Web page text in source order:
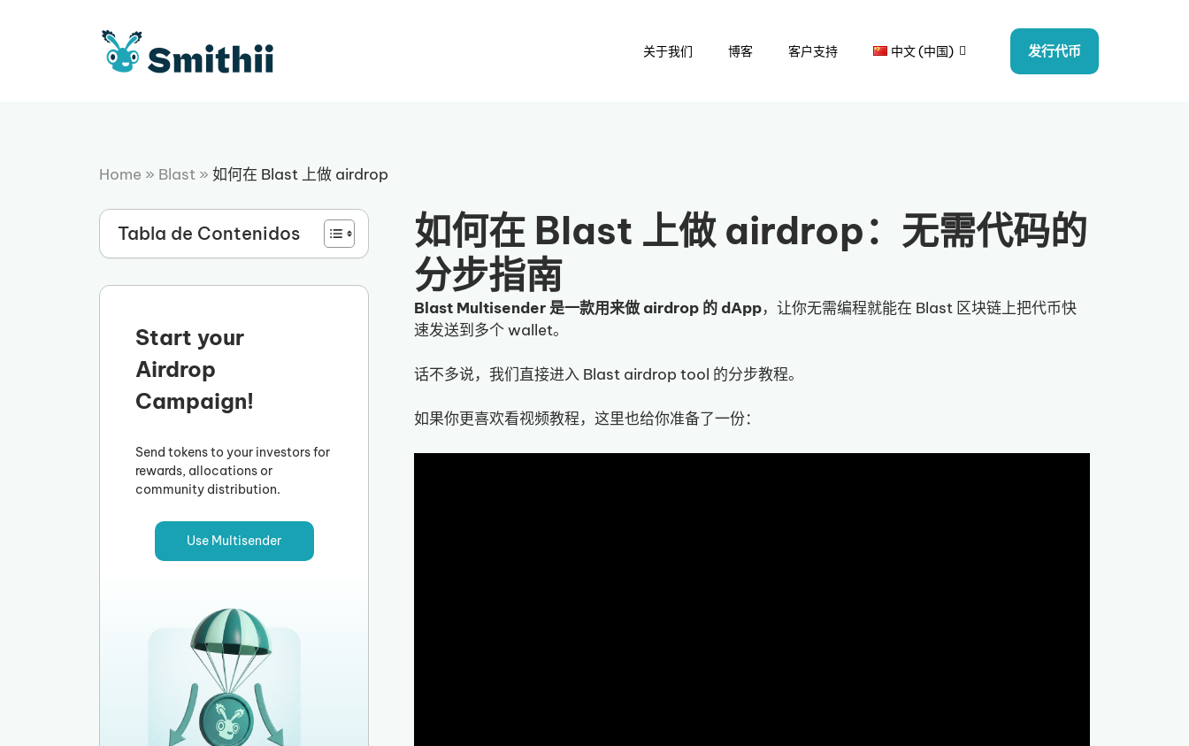
关于我们 博客 客户支持 中文 (中国) 发行代币
Home » Blast » 如何在 Blast 上做 airdrop
Tabla de Contenidos
Start your
Airdrop
Campaign!
Send tokens to your investors for
rewards, allocations or
community distribution.
Use Multisender
如何在 Blast 上做 airdrop：无需代码的
分步指南
Blast Multisender 是一款用来做 airdrop 的 dApp，让你无需编程就能在 Blast 区块链上把代币快
速发送到多个 wallet。
话不多说，我们直接进入 Blast airdrop tool 的分步教程。
如果你更喜欢看视频教程，这里也给你准备了一份：